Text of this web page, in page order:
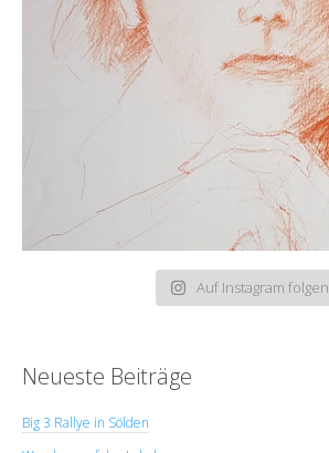
Auf Instagram folgen
Neueste Beiträge
Big 3 Rallye in Sölden